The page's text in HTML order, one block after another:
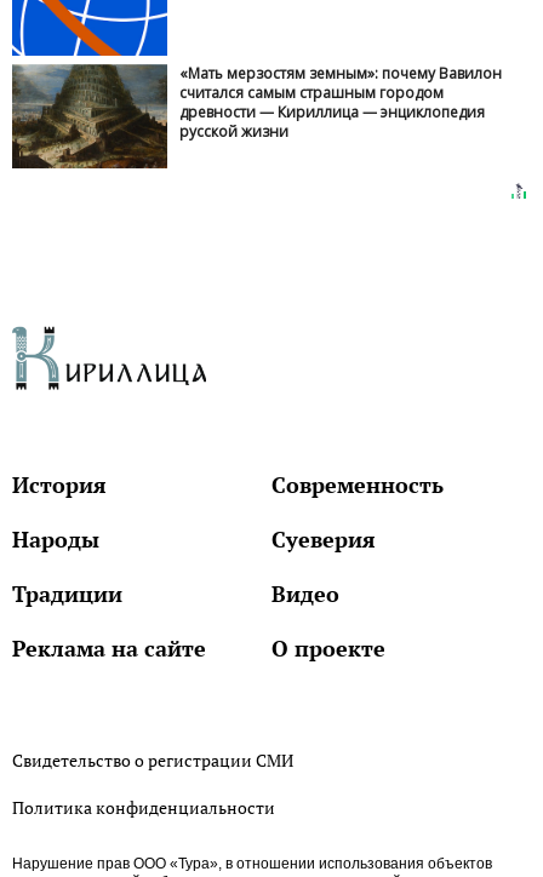
«Мать мерзостям земным»: почему Вавилон
считался самым страшным городом
древности — Кириллица — энциклопедия
русской жизни
История
Современность
Народы
Суеверия
Традиции
Видео
Реклама на сайте
О проекте
Свидетельство о регистрации СМИ
Политика конфиденциальности
Нарушение прав ООО «Тура», в отношении использования объектов